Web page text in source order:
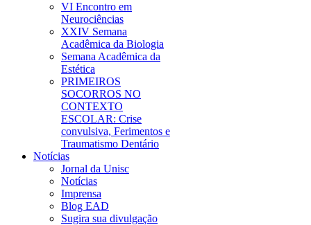
VI Encontro em
Neurociências
XXIV Semana
Acadêmica da Biologia
Semana Acadêmica da
Estética
PRIMEIROS
SOCORROS NO
CONTEXTO
ESCOLAR: Crise
convulsiva, Ferimentos e
Traumatismo Dentário
Notícias
Jornal da Unisc
Notícias
Imprensa
Blog EAD
Sugira sua divulgação